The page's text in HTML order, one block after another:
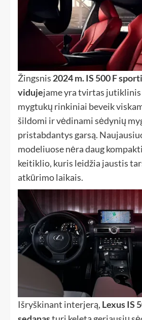
Žingsnis 2024 m. IS 500 F
vidujejame yra tvirtas
mygtukų rinkiniai beveik
šildomi ir vėdinami sėdynių
pristabdantys garsą.
modeliuose nėra daug
keitiklio, kuris leidžia jaustis
atkūrimo laikais.
Išryškinant interjerą, Lexus IS